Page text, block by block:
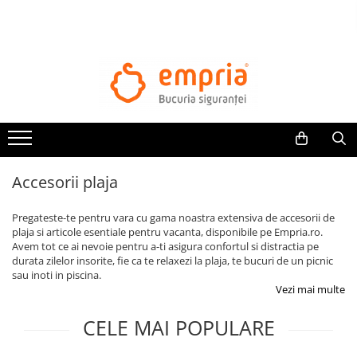
Bariere protectie pentru pat
Protectii mobilier
Protectie colturi mobila copii
Sigurante pentru sertare si usi
Sigurante geamuri si usi glisante
Accesorii plaja
Pregateste-te pentru vara cu gama noastra extensiva de accesorii de
plaja si articole esentiale pentru vacanta, disponibile pe Empria.ro.
Avem tot ce ai nevoie pentru a-ti asigura confortul si distractia pe
durata zilelor insorite, fie ca te relaxezi la plaja, te bucuri de un picnic
sau inoti in piscina.
Vezi mai multe
CELE MAI POPULARE